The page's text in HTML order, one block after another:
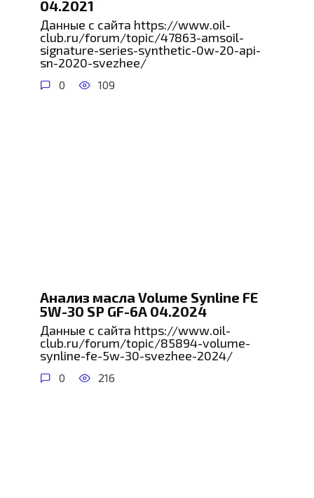
04.2021
Данные с сайта https://www.oil-
club.ru/forum/topic/47863-amsoil-
signature-series-synthetic-0w-20-api-
sn-2020-svezhee/
0 109
Анализ масла Volume Synline FE
5W-30 SP GF-6A 04.2024
Данные с сайта https://www.oil-
club.ru/forum/topic/85894-volume-
synline-fe-5w-30-svezhee-2024/
0 216